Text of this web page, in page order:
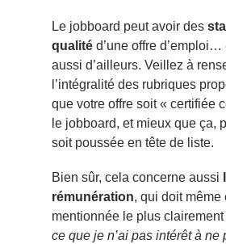
Le jobboard peut avoir des
qualité d’une offre
aussi d’ailleurs. Veillez à
l’intégralité des rubriques
que votre offre soit « certifiée
le jobboard, et mieux que ça,
soit poussée en tête de liste.
Bien sûr, cela concerne aussi
rémunération, qui doit même
mentionnée le plus
ce que je n’ai pas intérêt à ne